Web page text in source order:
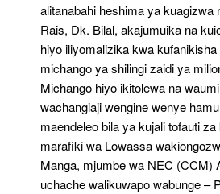
alitanabahi heshima ya kuagizwa
Rais, Dk. Bilal, akajumuika na
hiyo iliyomalizika kwa
michango ya shilingi zaidi ya
Michango hiyo ikitolewa na
wachangiaji wengine wenye
maendeleo bila ya kujali tofauti
marafiki wa Lowassa
Manga, mjumbe wa NEC (CCM)
uchache walikuwapo wabunge –